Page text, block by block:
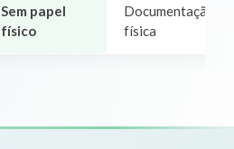
Sem papel
físico
Documentação
física